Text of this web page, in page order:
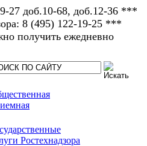
27 доб.10-68, доб.12-36 ***
8 (495) 122-19-25 ***
получить ежедневно
Ростехнадзора